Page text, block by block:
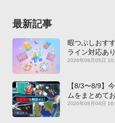
最新記事
暇つぶしおす
ライン対応あ
2026年08月05日
【8/3〜8/9】
ムをまとめて
2026年08月04日